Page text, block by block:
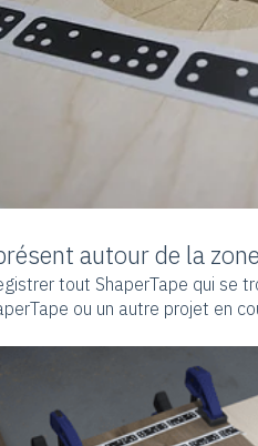
autour de la
tout ShaperTape qui se
ou un autre projet en